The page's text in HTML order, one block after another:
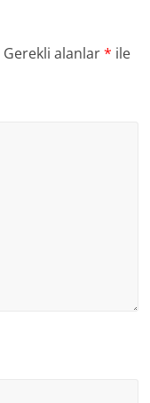
Gerekli alanlar* ile